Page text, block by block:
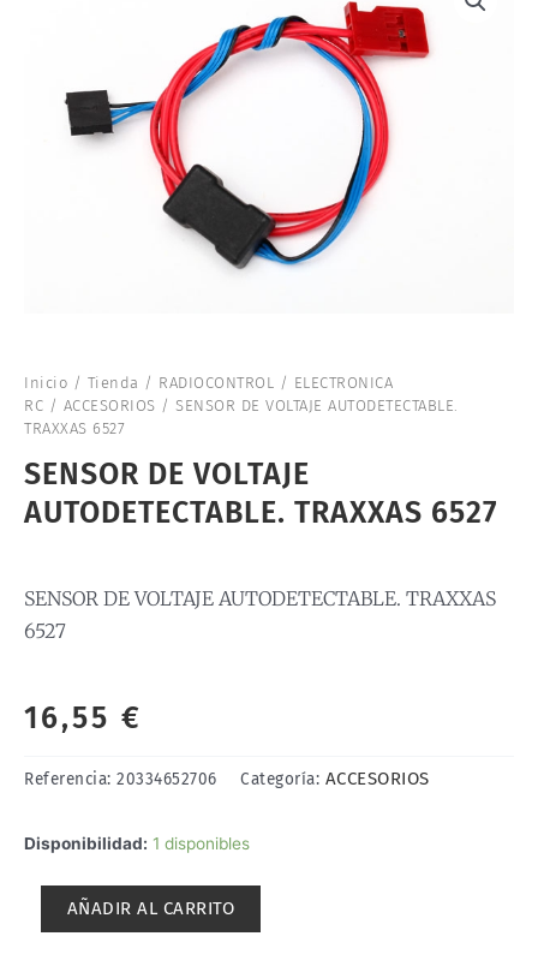
Inicio / Tienda / RADIOCONTROL / ELECTRONICA
RC / ACCESORIOS / SENSOR DE VOLTAJE AUTODETECTABLE.
TRAXXAS 6527
SENSOR DE VOLTAJE
AUTODETECTABLE. TRAXXAS 6527
SENSOR DE VOLTAJE AUTODETECTABLE. TRAXXAS
6527
16,55 €
Referencia: 20334652706 Categoría: ACCESORIOS
Disponibilidad: 1 disponibles
SENSOR
VOLTAJE
AÑADIR AL CARRITO